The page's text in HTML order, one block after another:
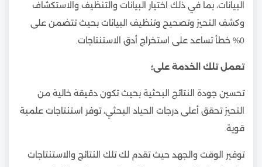
البيانات، بما في ذلك اختيار البيانات والتنظيف والاستكشاف
وكشف التحيز وتصحيح وتنظيف البيانات بحيث تتضمن على
0% خطأ تساعد على استخراج أدق الاستنتاجات.
تعمل تلك الخدمة على؛
تحسين جودة النتائج البحثية بحيث تكون دقيقة خالية من
التحيز تحقق أعلى درجات الحياد البحثي، توفر استنتاجات علمية
قوية.
توفير الوقت والجهد حيث تقدم لك تلك النتائج والاستنتاجات